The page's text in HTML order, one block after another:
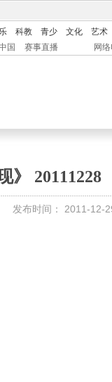
科教 青少 文化 艺术
国 赛事直播 网
》
发布时间： 2011-12-